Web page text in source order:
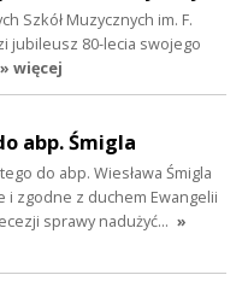
Szkół Muzycznych im. F.
jubileusz 80-lecia swojego
» więcej
abp. Śmigla
do abp. Wiesława Śmigla
i zgodne z duchem Ewangelii
sprawy nadużyć… »